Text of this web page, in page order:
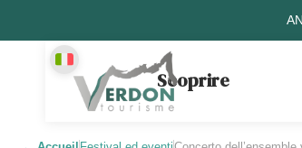
Scoprire